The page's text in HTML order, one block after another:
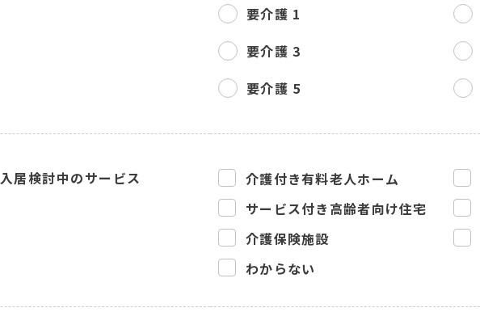
要介護 1
要介護 3
要介護 5
入居検討中のサービス
介護付き有料老人ホーム
サービス付き高齢者向け住宅
介護保険施設
わからない